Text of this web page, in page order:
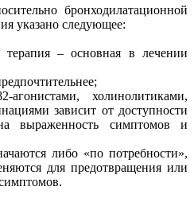
бронходилатационной
указано следующее:
– основная в лечении
холинолитиками,
зависит от доступности
выраженность симптомов и
либо «по потребности»,
для предотвращения или